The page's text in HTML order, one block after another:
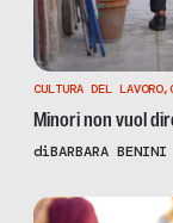
CULTURA DEL LAVORO,
Minori non vuol
diBARBARA BENINI